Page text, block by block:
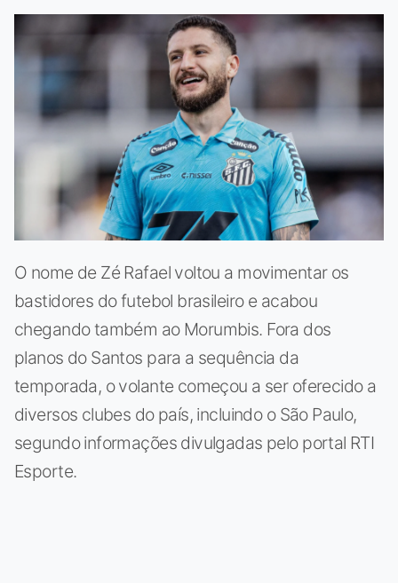
O nome de Zé Rafael voltou a movimentar os
bastidores do futebol brasileiro e acabou
chegando também ao Morumbis. Fora dos
planos do Santos para a sequência da
temporada, o volante começou a ser oferecido a
diversos clubes do país, incluindo o São Paulo,
segundo informações divulgadas pelo portal RTI
Esporte.